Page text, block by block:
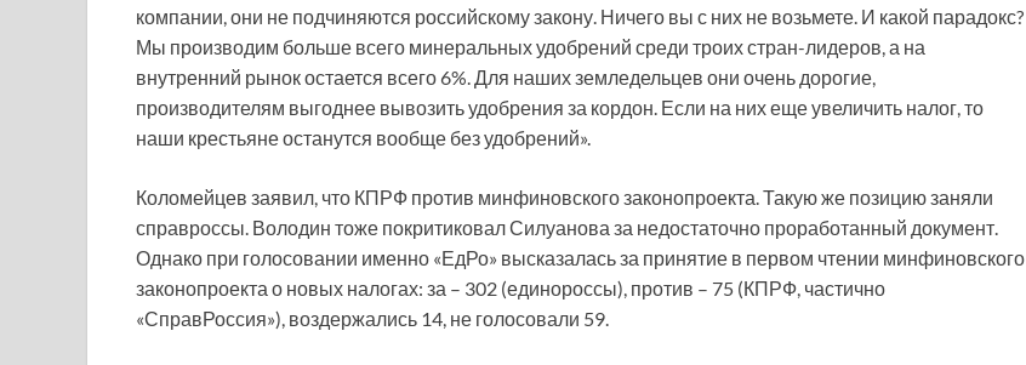
компании, они не подчиняются российскому закону. Ничего вы с них не возьмете. И какой парадокс?
Мы производим больше всего минеральных удобрений среди троих стран-лидеров, а на
внутренний рынок остается всего 6%. Для наших земледельцев они очень дорогие,
производителям выгоднее вывозить удобрения за кордон. Если на них еще увеличить налог, то
наши крестьяне останутся вообще без удобрений».
Коломейцев заявил, что КПРФ против минфиновского законопроекта. Такую же позицию заняли
справроссы. Володин тоже покритиковал Силуанова за недостаточно проработанный документ.
Однако при голосовании именно «ЕдРо» высказалась за принятие в первом чтении минфиновского
законопроекта о новых налогах: за – 302 (единороссы), против – 75 (КПРФ, частично
«СправРоссия»), воздержались 14, не голосовали 59.